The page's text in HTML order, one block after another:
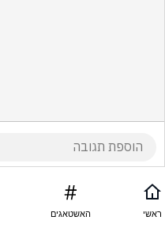
ראשי האשטאגים